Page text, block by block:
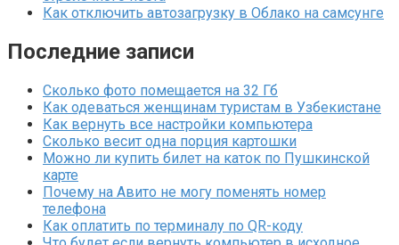
Как отключить автозагрузку в Облако на самсунге
Последние записи
Сколько фото помещается на 32 Гб
Как одеваться женщинам туристам в Узбекистане
Как вернуть все настройки компьютера
Сколько весит одна порция картошки
Можно ли купить билет на каток по Пушкинской
карте
Почему на Авито не могу поменять номер
телефона
Как оплатить по терминалу по QR-коду